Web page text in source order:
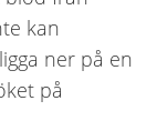
kan
ner på en
på